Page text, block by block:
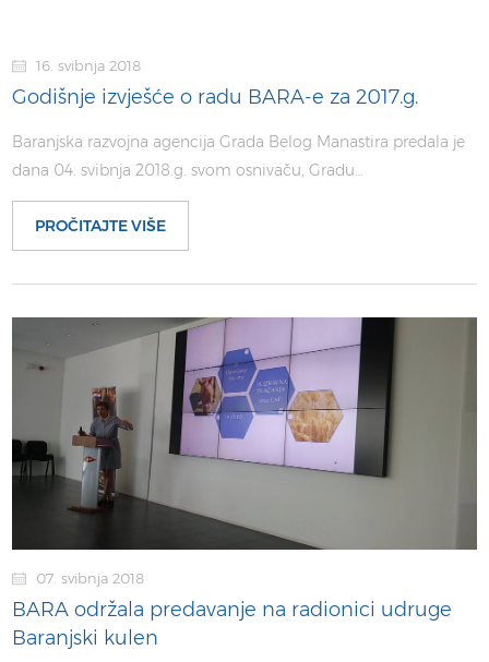
16. svibnja 2018
Godišnje izvješće o radu BARA-e za 2017.g.
Baranjska razvojna agencija Grada Belog Manastira predala je
dana 04. svibnja 2018.g. svom osnivaču, Gradu…
PROČITAJTE VIŠE
07. svibnja 2018
BARA održala predavanje na radionici udruge
Baranjski kulen